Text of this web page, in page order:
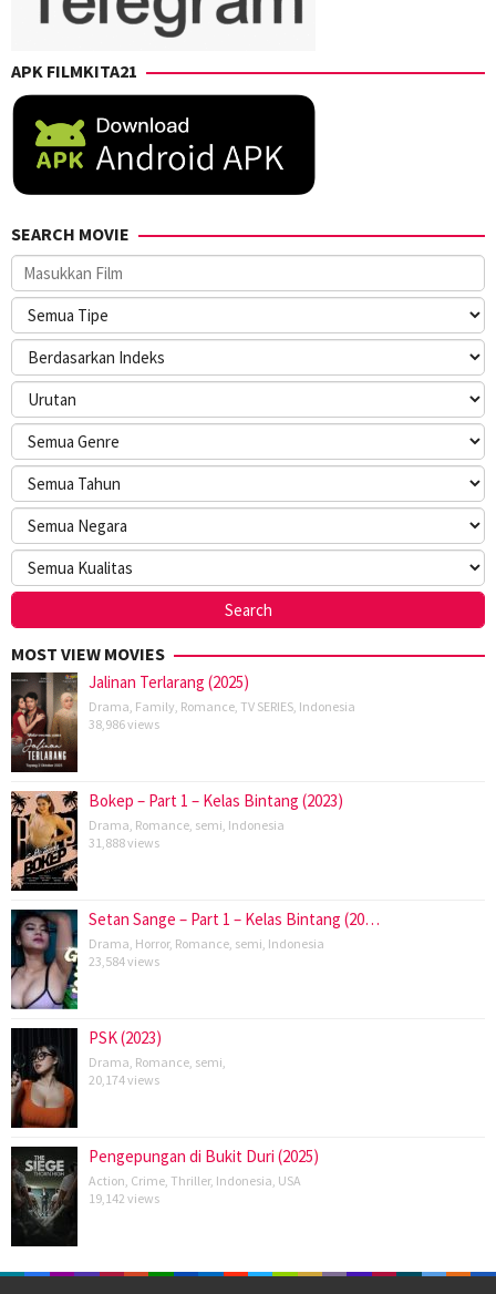
APK FILMKITA21
SEARCH MOVIE
MOST VIEW MOVIES
Jalinan Terlarang (2025)
Drama Family Romance TV SERIES Indonesia
38,986 views
Bokep – Part 1 – Kelas Bintang (2023)
Drama Romance semi Indonesia
31,888 views
Setan Sange – Part 1 – Kelas Bintang (20…
Drama Horror, Romance semi Indonesia
23,584 views
PSK (2023)
Drama Romance semi
20,174 views
Pengepungan di Bukit Duri (2025)
Action Crime Thriller, Indonesia USA
19,142 views